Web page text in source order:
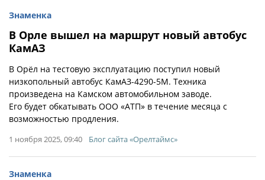
Знаменка
В Орле вышел на маршрут новый автобус
КамАЗ
В Орёл на тестовую эксплуатацию поступил новый
низкопольный автобус КамАЗ-4290-5М. Техника
произведена на Камском автомобильном заводе.
Его будет обкатывать ООО «АТП» в течение месяца с
возможностью продления.
1 ноября 2025, 09:40 Блог сайта «Орелтаймс»
Знаменка